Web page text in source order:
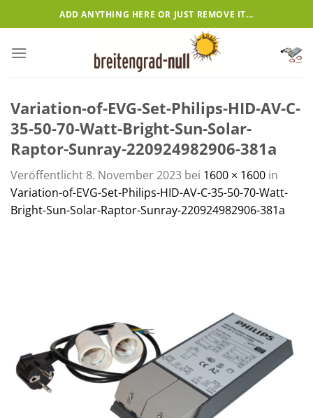
Inhalt
ADD ANYTHING HERE OR JUST REMOVE IT...
Variation-of-EVG-Set-Philips-HID-AV-C-
35-50-70-Watt-Bright-Sun-Solar-
Raptor-Sunray-220924982906-381a
Veröffentlicht 8. November 2023 bei 1600 × 1600 in
Variation-of-EVG-Set-Philips-HID-AV-C-35-50-70-Watt-
Bright-Sun-Solar-Raptor-Sunray-220924982906-381a